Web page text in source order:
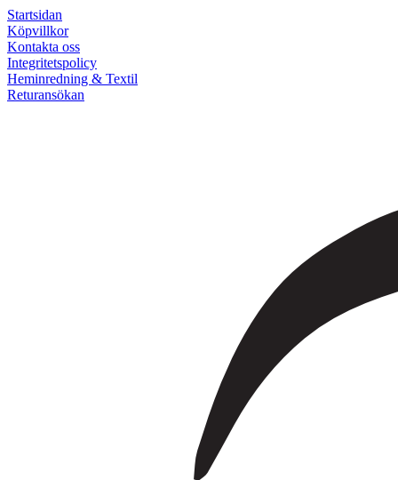
Startsidan
Köpvillkor
Kontakta oss
Integritetspolicy
Heminredning & Textil
Returansökan